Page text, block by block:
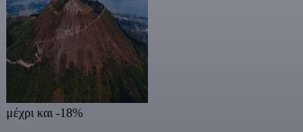
μέχρι και -18%